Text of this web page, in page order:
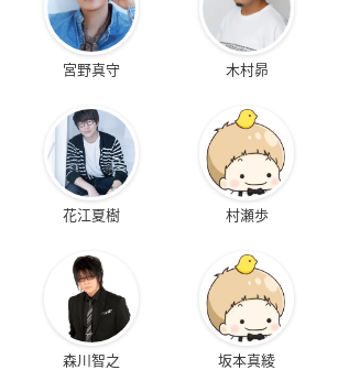
宮野真守 木村昴
花江夏樹 村瀬歩
森川智之 坂本真綾